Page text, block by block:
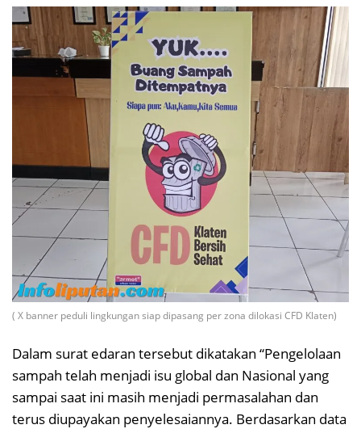
( X banner peduli lingkungan siap dipasang per zona dilokasi CFD Klaten)
Dalam surat edaran tersebut dikatakan “Pengelolaan
sampah telah menjadi isu global dan Nasional yang
sampai saat ini masih menjadi permasalahan dan
terus diupayakan penyelesaiannya. Berdasarkan data